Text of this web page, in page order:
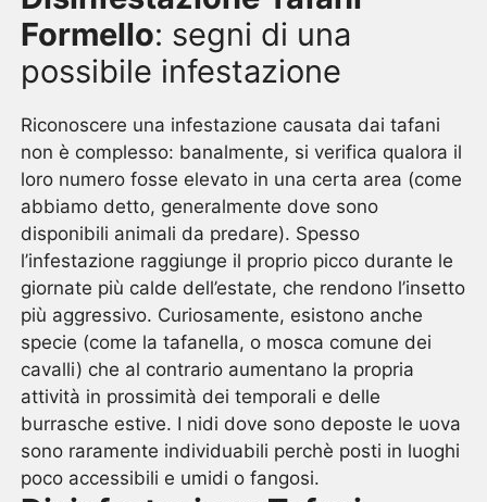
Formello: segni di una
possibile infestazione
Riconoscere una infestazione causata dai tafani
non è complesso: banalmente, si verifica qualora il
loro numero fosse elevato in una certa area (come
abbiamo detto, generalmente dove sono
disponibili animali da predare). Spesso
l’infestazione raggiunge il proprio picco durante le
giornate più calde dell’estate, che rendono l’insetto
più aggressivo. Curiosamente, esistono anche
specie (come la tafanella, o mosca comune dei
cavalli) che al contrario aumentano la propria
attività in prossimità dei temporali e delle
burrasche estive. I nidi dove sono deposte le uova
sono raramente individuabili perchè posti in luoghi
poco accessibili e umidi o fangosi.